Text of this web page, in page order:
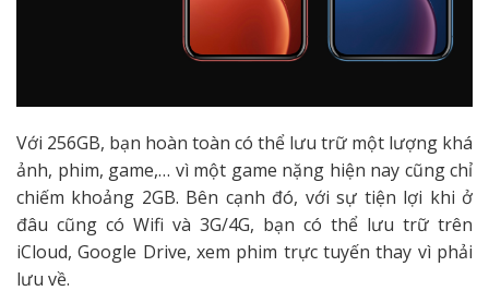
Với 256GB, bạn hoàn toàn có thể lưu trữ một lượng khá
ảnh, phim, game,… vì một game nặng hiện nay cũng chỉ
chiếm khoảng 2GB. Bên cạnh đó, với sự tiện lợi khi ở
đâu cũng có Wifi và 3G/4G, bạn có thể lưu trữ trên
iCloud, Google Drive, xem phim trực tuyến thay vì phải
lưu về.